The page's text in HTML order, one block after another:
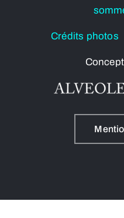
Crédits